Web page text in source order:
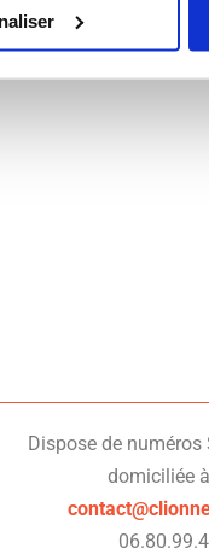
Dispose de numéros
domiciliée